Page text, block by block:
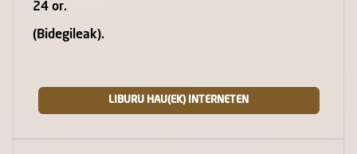
24 or.
(Bidegileak). ­
LIBURU HAU(EK) INTERNETEN